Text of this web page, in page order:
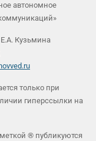
автономное
Е.А. Кузьмина
только при
гиперссылки на
® публикуются